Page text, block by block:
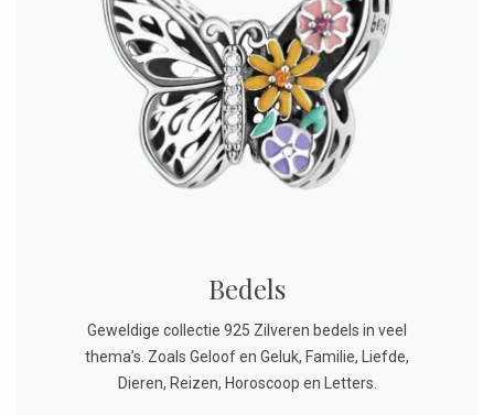
Bedels
Geweldige collectie 925 Zilveren bedels in veel
thema’s. Zoals Geloof en Geluk, Familie, Liefde,
Dieren, Reizen, Horoscoop en Letters.